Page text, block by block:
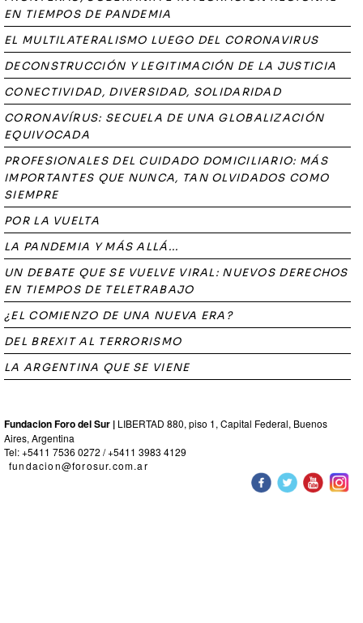
EN TIEMPOS DE PANDEMIA
EL MULTILATERALISMO LUEGO DEL CORONAVIRUS
DECONSTRUCCIÓN Y LEGITIMACIÓN DE LA JUSTICIA
CONECTIVIDAD, DIVERSIDAD, SOLIDARIDAD
CORONAVÍRUS: SECUELA DE UNA GLOBALIZACIÓN
EQUIVOCADA
PROFESIONALES DEL CUIDADO DOMICILIARIO: MÁS
IMPORTANTES QUE NUNCA, TAN OLVIDADOS COMO
SIEMPRE
POR LA VUELTA
LA PANDEMIA Y MÁS ALLÁ...
UN DEBATE QUE SE VUELVE VIRAL: NUEVOS DERECHOS
EN TIEMPOS DE TELETRABAJO
¿EL COMIENZO DE UNA NUEVA ERA?
DEL BREXIT AL TERRORISMO
LA ARGENTINA QUE SE VIENE
Fundacion Foro del Sur | LIBERTAD 880, piso 1, Capital Federal, Buenos
Aires, Argentina
Tel: +5411 7536 0272 / +5411 3983 4129
fundacion@forosur.com.ar